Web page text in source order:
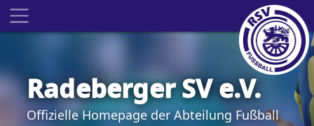
Radeberger SV e.V.
Offizielle Homepage der Abteilung Fußball